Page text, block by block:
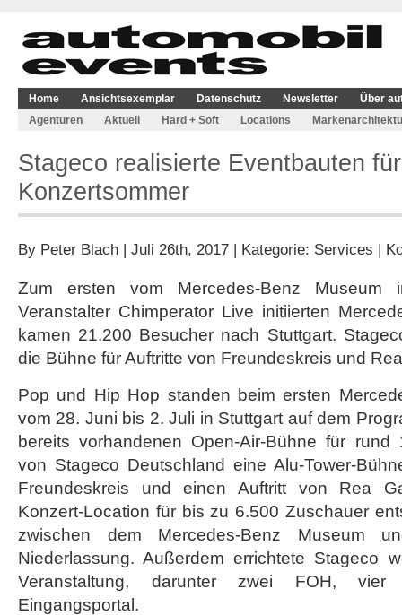
Home Ansichtsexemplar Datenschutz Newsletter
Über
Agenturen
Aktuell Hard + Soft Locations
Stageco realisierte Eventbauten
Konzertsommer
By Peter Blach | Juli 26th, 2017 | Kategorie: Services |
Zum ersten vom Mercedes-Benz Museum
Veranstalter Chimperator Live initiierten
kamen 21.200 Besucher nach Stuttgart.
die Bühne für Auftritte von Freundeskreis und
Pop und Hip Hop standen beim ersten
vom 28. Juni bis 2. Juli in Stuttgart auf dem
bereits vorhandenen Open-Air-Bühne für
von Stageco Deutschland eine Alu-Tower-
Freundeskreis und einen Auftritt von Rea
Konzert-Location für bis zu 6.500 Zuschauer
zwischen dem Mercedes-Benz Museum
Niederlassung. Außerdem errichtete Stageco
Veranstaltung, darunter zwei FOH,
Eingangsportal.